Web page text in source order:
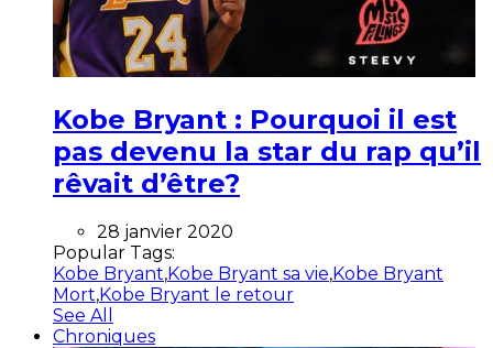
Kobe Bryant : Pourquoi il est
pas devenu la star du rap qu’il
rêvait d’être?
28 janvier 2020
Popular Tags:
Kobe Bryant,Kobe Bryant sa vie,Kobe Bryant
Mort,Kobe Bryant le retour
See All
Chroniques